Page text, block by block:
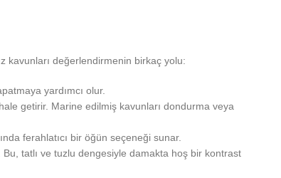
kavunları değerlendirmenin birkaç yolu:
yardımcı olur.
getirir. Marine edilmiş kavunları dondurma veya
ferahlatıcı bir öğün seçeneği sunar.
tatlı ve tuzlu dengesiyle damakta hoş bir kontrast